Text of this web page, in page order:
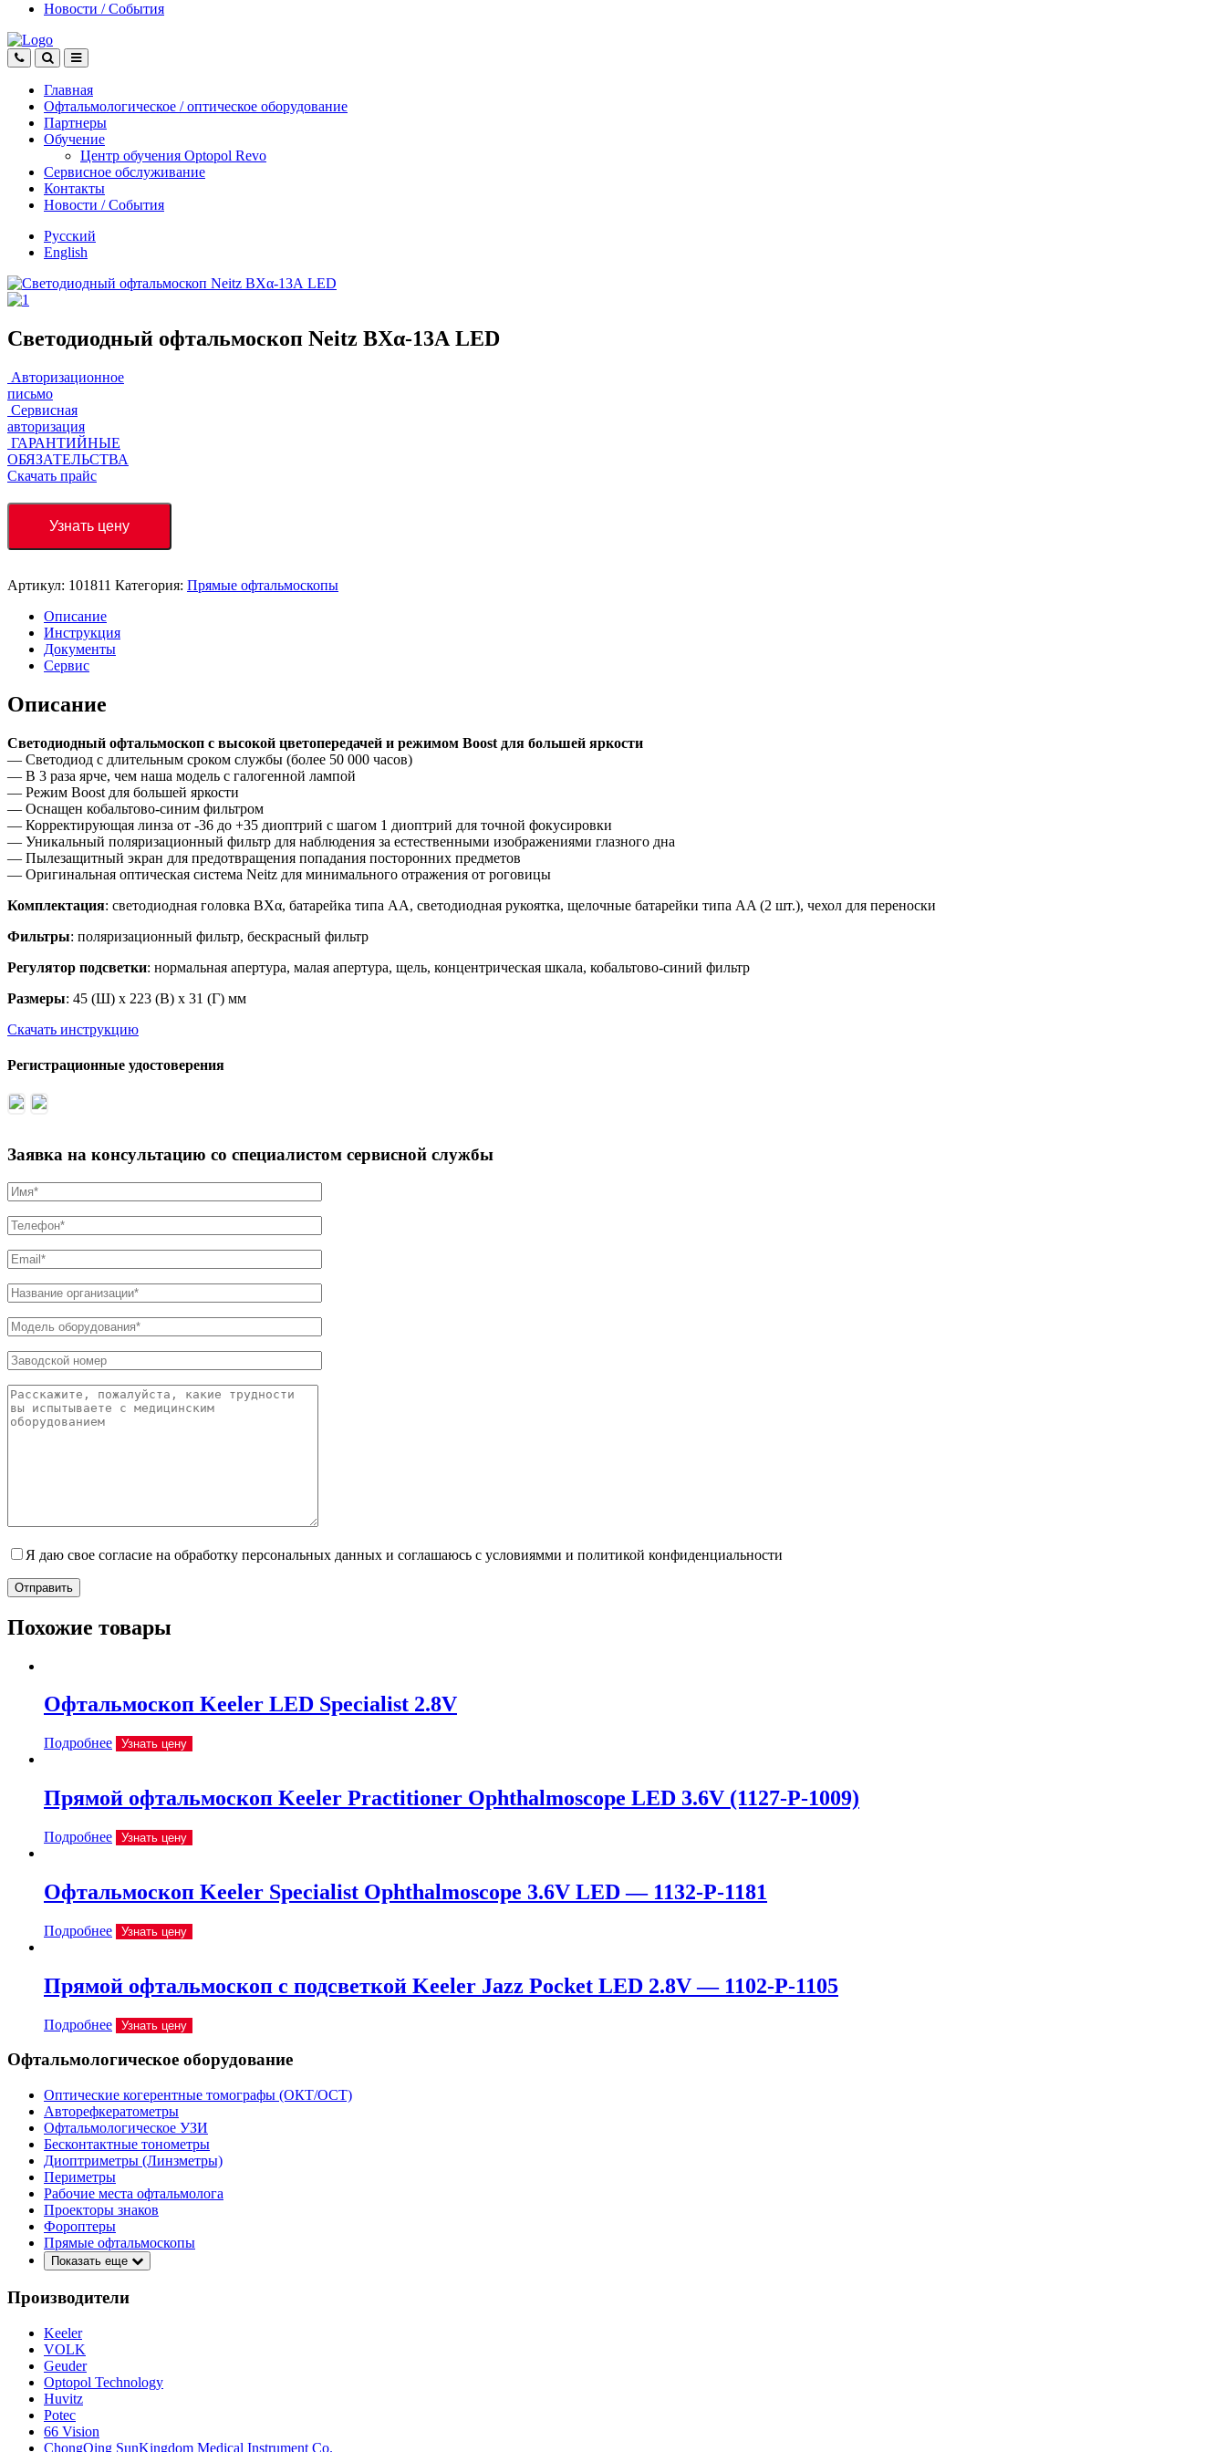
Новости / События
Главная
Офтальмологическое / оптическое оборудование
Партнеры
Обучение
Центр обучения Оptopol Revo
Сервисное обслуживание
Контакты
Новости / События
Русский
English
Светодиодный офтальмоскоп Neitz BXα-13А LED
Авторизационное
письмо
Сервисная
авторизация
ГАРАНТИЙНЫЕ
ОБЯЗАТЕЛЬСТВА
Скачать прайс
Узнать цену
Артикул: 101811 Категория: Прямые офтальмоскопы
Описание
Инструкция
Документы
Сервис
Описание
Светодиодный офтальмоскоп с высокой цветопередачей и режимом Boost для большей яркости
— Светодиод с длительным сроком службы (более 50 000 часов)
— В 3 раза ярче, чем наша модель с галогенной лампой
— Режим Boost для большей яркости
— Оснащен кобальтово-синим фильтром
— Корректирующая линза от -36 до +35 диоптрий с шагом 1 диоптрий для точной фокусировки
— Уникальный поляризационный фильтр для наблюдения за естественными изображениями глазного дна
— Пылезащитный экран для предотвращения попадания посторонних предметов
— Оригинальная оптическая система Neitz для минимального отражения от роговицы
Комплектация: светодиодная головка BXα, батарейка типа AA, светодиодная рукоятка, щелочные батарейки типа AA (2 шт.), чехол для переноски
Фильтры: поляризационный фильтр, бескрасный фильтр
Регулятор подсветки: нормальная апертура, малая апертура, щель, концентрическая шкала, кобальтово-синий фильтр
Размеры: 45 (Ш) x 223 (В) x 31 (Г) мм
Скачать инструкцию
Регистрационные удостоверения
Заявка на консультацию со специалистом сервисной службы
Я даю свое согласие на обработку персональных данных и соглашаюсь с условиямми и политикой конфиденциальности
Отправить
Похожие товары
Офтальмоскоп Keeler LED Specialist 2.8V
Подробнее Узнать цену
Прямой офтальмоскоп Keeler Practitioner Ophthalmoscope LED 3.6V (1127-P-1009)
Подробнее Узнать цену
Офтальмоскоп Keeler Specialist Ophthalmoscope 3.6V LED — 1132-P-1181
Подробнее Узнать цену
Прямой офтальмоскоп с подсветкой Keeler Jazz Pocket LED 2.8V — 1102-P-1105
Подробнее Узнать цену
Офтальмологическое оборудование
Оптические когерентные томографы (ОКТ/ОСТ)
Авторефкератометры
Офтальмологическое УЗИ
Бесконтактные тонометры
Диоптриметры (Линзметры)
Периметры
Рабочие места офтальмолога
Проекторы знаков
Фороптеры
Прямые офтальмоскопы
Показать еще
Производители
Keeler
VOLK
Geuder
Optopol Technology
Huvitz
Potec
66 Vision
ChongQing SunKingdom Medical Instrument Co.